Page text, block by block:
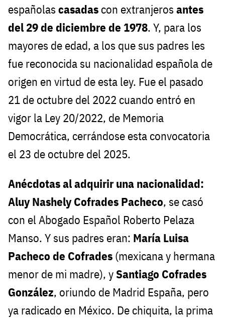
españolas casadas con extranjeros antes
del 29 de diciembre de 1978. Y, para los
mayores de edad, a los que sus padres les
fue reconocida su nacionalidad española de
origen en virtud de esta ley. Fue el pasado
21 de octubre del 2022 cuando entró en
vigor la Ley 20/2022, de Memoria
Democrática, cerrándose esta convocatoria
el 23 de octubre del 2025.
Anécdotas al adquirir una nacionalidad:
Aluy Nashely Cofrades Pacheco, se casó
con el Abogado Español Roberto Pelaza
Manso. Y sus padres eran: María Luisa
Pacheco de Cofrades (mexicana y hermana
menor de mi madre), ySantiago Cofrades
González, oriundo de Madrid España, pero
ya radicado en México. De chiquita, la prima